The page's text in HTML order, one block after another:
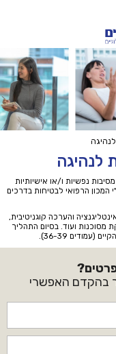
לנהיגה
נפשיות ו/או אישיותיות
המכון הרפואי לבטיחות בדרכים
והערכה קוגניטיבית,
מסוכנות ועוד. בסיום התהליך
36-39).
בהקדם האפשרי